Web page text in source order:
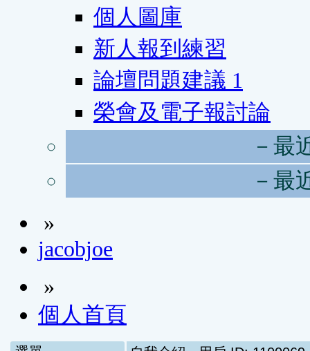
個人圖庫
新人報到練習
論壇問題建議 1
榮會及電子報討論
－最
－最
»
jacobjoe
»
個人首頁